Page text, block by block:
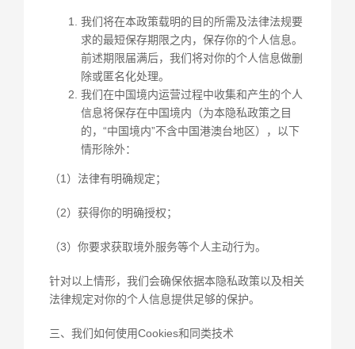
我们将在本政策载明的目的所需及法律法规要
求的最短保存期限之内，保存你的个人信息。
前述期限届满后，我们将对你的个人信息做删
除或匿名化处理。
我们在中国境内运营过程中收集和产生的个人
信息将保存在中国境内（为本隐私政策之目
的，“中国境内”不含中国港澳台地区），以下
情形除外：
（1）法律有明确规定；
（2）获得你的明确授权；
（3）你要求获取境外服务等个人主动行为。
针对以上情形，我们会确保依据本隐私政策以及相关
法律规定对你的个人信息提供足够的保护。
三、我们如何使用Cookies和同类技术